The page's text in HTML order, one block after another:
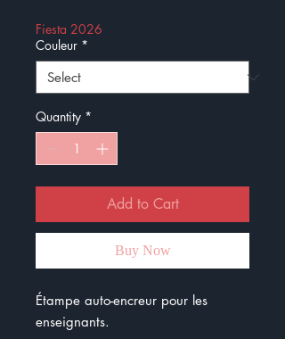
Fiesta 2026
Couleur *
Quantity *
Add to Cart
Buy Now
Étampe auto-encreur pour les
enseignants.